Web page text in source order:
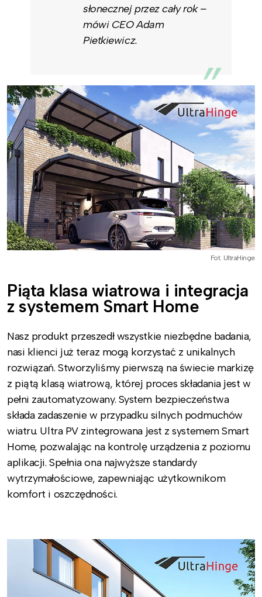
słonecznej przez cały rok –
mówi CEO Adam
Pietkiewicz.
Fot. UltraHinge
Piąta klasa wiatrowa i integracja
z systemem Smart Home
Nasz produkt przeszedł wszystkie niezbędne badania,
nasi klienci już teraz mogą korzystać z unikalnych
rozwiązań. Stworzyliśmy pierwszą na świecie markizę
z piątą klasą wiatrową, której proces składania jest w
pełni zautomatyzowany. System bezpieczeństwa
składa zadaszenie w przypadku silnych podmuchów
wiatru. Ultra PV zintegrowana jest z systemem Smart
Home, pozwalając na kontrolę urządzenia z poziomu
aplikacji. Spełnia ona najwyższe standardy
wytrzymałościowe, zapewniając użytkownikom
komfort i oszczędności.